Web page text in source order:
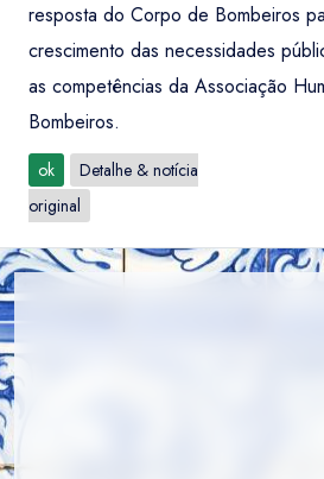
resposta do Corpo de Bombeiros
crescimento das necessidades
as competências da Associação
Bombeiros.
ok
Detalhe & notícia
original